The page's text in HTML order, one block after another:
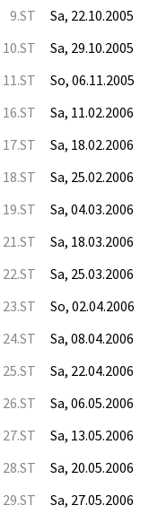
9.ST
Sa, 22.10.2005
10.ST
Sa, 29.10.2005
11.ST
So, 06.11.2005
16.ST
Sa, 11.02.2006
17.ST
Sa, 18.02.2006
18.ST
Sa, 25.02.2006
19.ST
Sa, 04.03.2006
21.ST
Sa, 18.03.2006
22.ST
Sa, 25.03.2006
23.ST
So, 02.04.2006
24.ST
Sa, 08.04.2006
25.ST
Sa, 22.04.2006
26.ST
Sa, 06.05.2006
27.ST
Sa, 13.05.2006
28.ST
Sa, 20.05.2006
29.ST
Sa, 27.05.2006